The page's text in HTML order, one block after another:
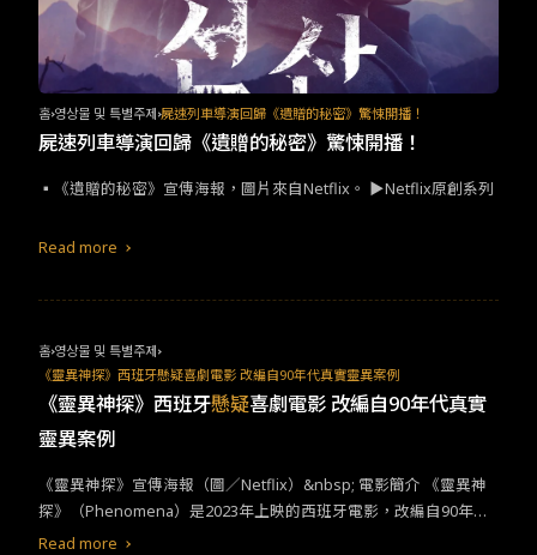
홈 영상물 및 특별주제 屍速列車導演回歸《遺贈的秘密》驚悚開播！
屍速列車導演回歸《遺贈的秘密》驚悚開播！
▪︎《遺贈的秘密》宣傳海報，圖片來自Netflix​。​ ▶Netflix​原創系列​
Read more
홈 영상물 및 특별주제
《靈異神探》西班牙懸疑喜劇電影 改編自90年代真實靈異案例
《靈異神探》西班牙懸疑喜劇電影 改編自90年代真實
靈異案例
《靈異神探》宣傳海報（圖／Netflix）&nbsp; 電影簡介 《靈異神
探》（Phenomena）是2023年上映的西班牙電影，改編自90年代
超自然現象調查組織Grupo Hepta曾經調查過的西班牙歷史上最重
Read more